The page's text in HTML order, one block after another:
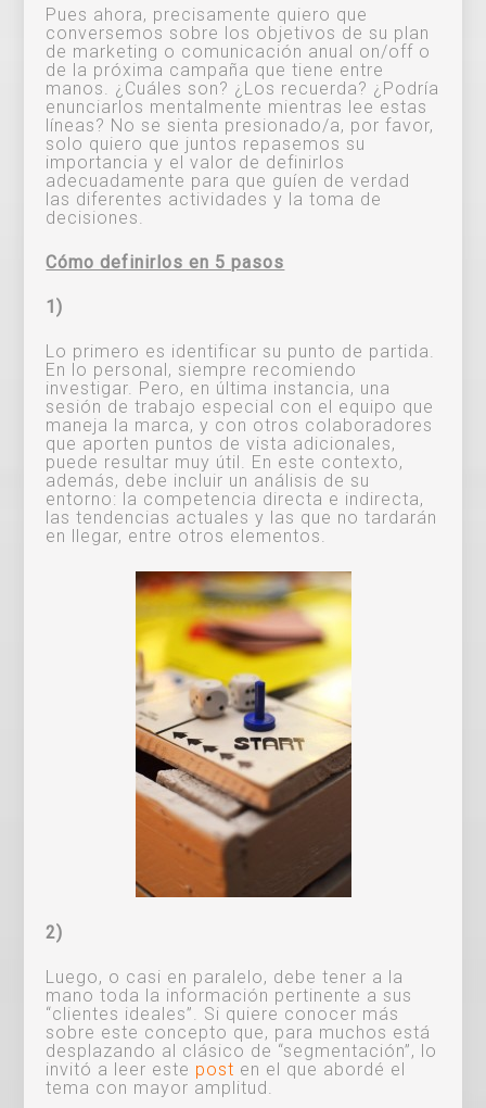
Pues ahora, precisamente quiero que
conversemos sobre los objetivos de su plan
de marketing o comunicación anual on/off o
de la próxima campaña que tiene entre
manos. ¿Cuáles son? ¿Los recuerda? ¿Podría
enunciarlos mentalmente mientras lee estas
líneas? No se sienta presionado/a, por favor,
solo quiero que juntos repasemos su
importancia y el valor de definirlos
adecuadamente para que guíen de verdad
las diferentes actividades y la toma de
decisiones.
Cómo definirlos en 5 pasos
1)
Lo primero es identificar su punto de partida.
En lo personal, siempre recomiendo
investigar. Pero, en última instancia, una
sesión de trabajo especial con el equipo que
maneja la marca, y con otros colaboradores
que aporten puntos de vista adicionales,
puede resultar muy útil. En este contexto,
además, debe incluir un análisis de su
entorno: la competencia directa e indirecta,
las tendencias actuales y las que no tardarán
en llegar, entre otros elementos.
2)
Luego, o casi en paralelo, debe tener a la
mano toda la información pertinente a sus
“clientes ideales”. Si quiere conocer más
sobre este concepto que, para muchos está
desplazando al clásico de “segmentación”, lo
invitó a leer este post en el que abordé el
tema con mayor amplitud.